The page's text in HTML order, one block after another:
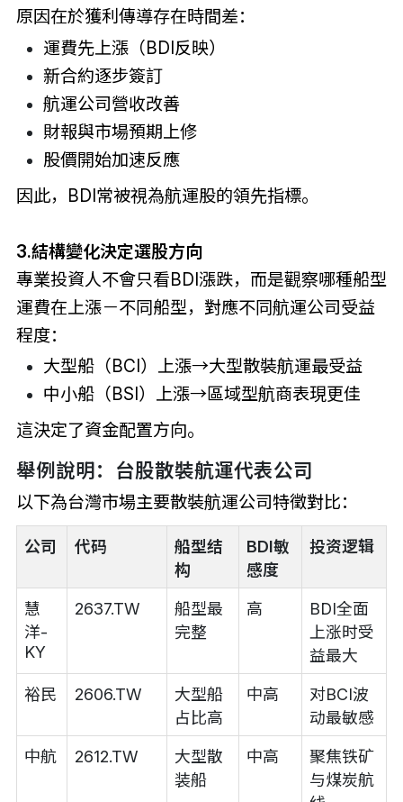
原因在於獲利傳導存在時間差：
運費先上漲（BDI反映）
新合約逐步簽訂
航運公司營收改善
財報與市場預期上修
股價開始加速反應
因此，BDI常被視為航運股的領先指標。
3.結構變化決定選股方向
專業投資人不會只看BDI漲跌，而是觀察哪種船型
運費在上漲－不同船型，對應不同航運公司受益
程度：
大型船（BCI）上漲→大型散裝航運最受益
中小船（BSI）上漲→區域型航商表現更佳
這決定了資金配置方向。
舉例說明：台股散裝航運代表公司
以下為台灣市場主要散裝航運公司特徵對比：
公司 代码
船型结
构
BDI敏
感度
投资逻辑
慧
洋-
KY
2637.TW
船型最
完整
高
BDI全面
上涨时受
益最大
裕民 2606.TW
大型船
占比高
中高
对BCI波
动最敏感
中航 2612.TW
大型散
装船
中高
聚焦铁矿
与煤炭航